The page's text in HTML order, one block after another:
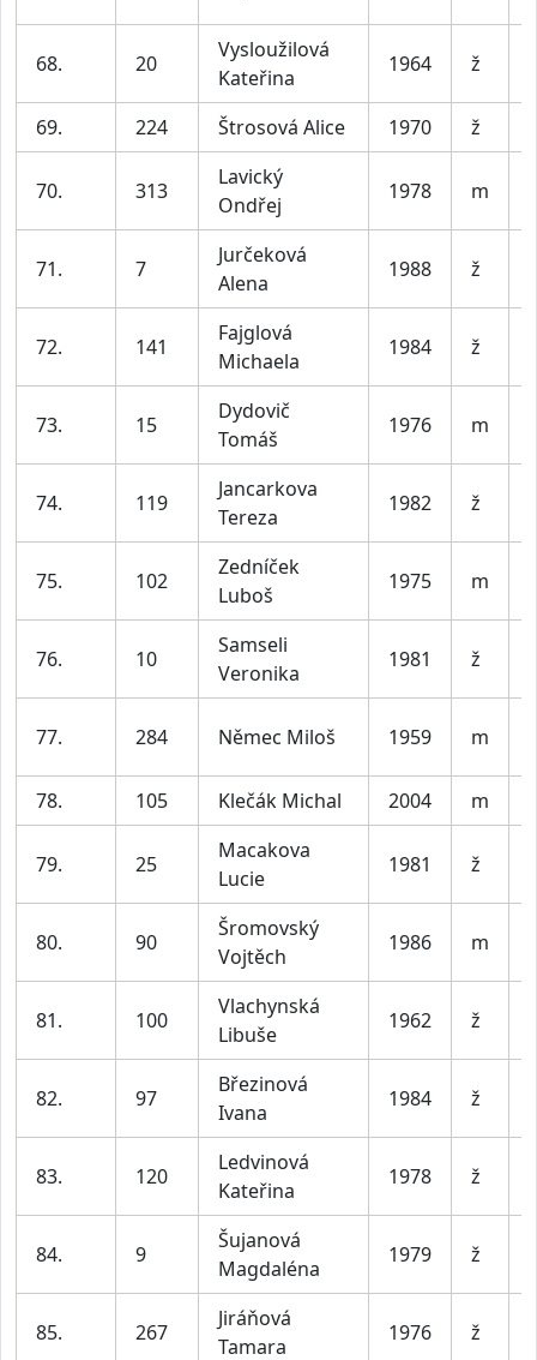
68. 20
Vysloužilová
Kateřina
1964 ž
69. 224 Štrosová Alice 1970 ž
70. 313
Lavický
Ondřej
1978 m
71. 7
Jurčeková
Alena
1988 ž
72. 141
Fajglová
Michaela
1984 ž
73. 15
Dydovič
Tomáš
1976 m
74. 119
Jancarkova
Tereza
1982 ž
75. 102
Zedníček
Luboš
1975 m
76. 10
Samseli
Veronika
1981 ž
77. 284 Němec Miloš 1959 m
78.
105 Klečák Michal 2004 m
79. 25
Macakova
Lucie
1981 ž
80. 90
Šromovský
Vojtěch
1986 m
81. 100
Vlachynská
Libuše
1962 ž
82. 97
Březinová
Ivana
1984 ž
83. 120
Ledvinová
Kateřina
1978 ž
84. 9
Šujanová
Magdaléna
1979 ž
85. 267
Jiráňová
Tamara
1976 ž